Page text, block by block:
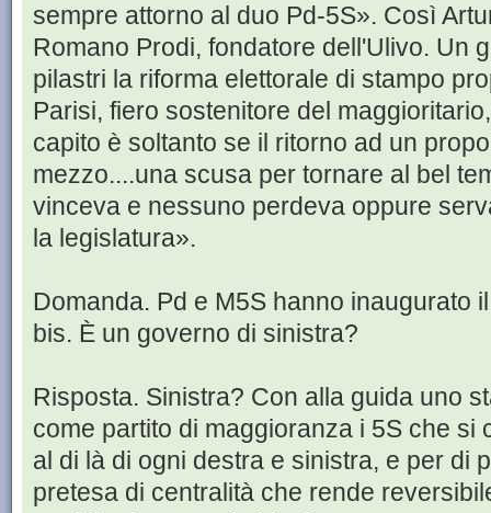
sempre attorno al duo Pd-5S». Così
Romano Prodi, fondatore dell'Ulivo. Un
pilastri la riforma elettorale di stampo
Parisi, fiero sostenitore del
capito è soltanto se il ritorno ad un
mezzo....una scusa per tornare al bel
vinceva e nessuno perdeva oppure
la legislatura».
Domanda. Pd e M5S hanno inaugurato
bis. È un governo di sinistra?
Risposta. Sinistra? Con alla guida uno
come partito di maggioranza i 5S che si
al di là di ogni destra e sinistra, e per di
pretesa di centralità che rende